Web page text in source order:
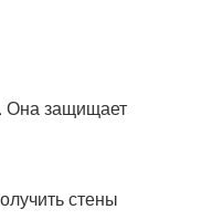
Она защищает
стены